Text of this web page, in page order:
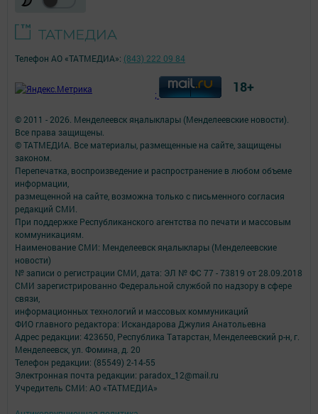
© 2011 - 2026. Менделеевск яӊалыклары (Менделеевские новости).
Все права защищены.
© ТАТМЕДИА. Все материалы, размещенные на сайте, защищены
законом.
Перепечатка, воспроизведение и распространение в любом объеме
информации,
размещенной на сайте, возможна только с письменного согласия
редакций СМИ.
При поддержке Республиканского агентства по печати и массовым
коммуникациям.
Наименование СМИ: Менделеевск яӊалыклары (Менделеевские
новости)
№ записи о регистрации СМИ, дата: ЭЛ № ФС 77 - 73819 от 28.09.2018
СМИ зарегистрированно Федеральной службой по надзору в сфере
связи,
информационных технологий и массовых коммуникаций
ФИО главного редактора: Искандарова Джулия Анатольевна
Адрес редакции: 423650, Республика Татарстан, Менделеевский р-н, г.
Менделеевск, ул. Фомина, д. 20
Телефон редакции: (85549) 2-14-55
Электронная почта редакции: paradox_12@mail.ru
Учредитель СМИ: АО «ТАТМЕДИА»
Телефон АО «ТАТМЕДИА»: (843) 222 09 84
; 18+